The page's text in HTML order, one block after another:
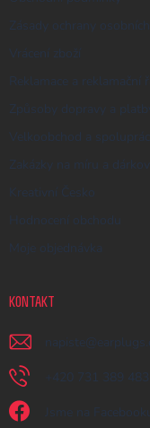
Zásady ochrany osobních
Vrácení zboží
Reklamace a reklamační
Způsoby dopravy a
Velkoobchod a
Zakázky na míru a
Kreativní Česko
Hodnocení obchodu
Moje objednávka
KONTAKT
napiste @
+420 731 389 483
Jsme na